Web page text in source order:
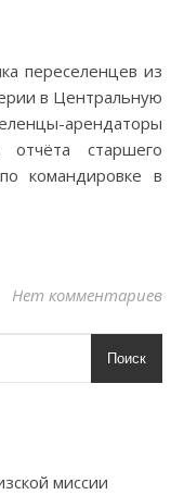
в Центральную
арендаторы
отчёта старшего
командировке в
Нет комментариев
Поиск
миссии